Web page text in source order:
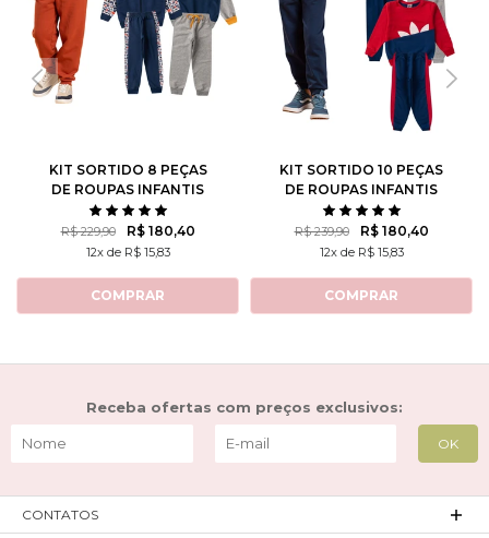
KIT SORTIDO 8 PEÇAS
DE ROUPAS INFANTIS
MASCULINO INVERNO - 4
CASACOS + 4 CALÇAS
R$ 229,90 R$ 180,40
12x de R$ 15,83
COMPRAR
KIT SORTIDO 10 PEÇAS
DE ROUPAS INFANTIS
MASCULINO INVERNO - 5
CASACOS + 5 CALÇAS
R$ 239,90 R$ 180,40
12x de R$ 15,83
COMPRAR
Receba ofertas com preços exclusivos:
CONTATOS